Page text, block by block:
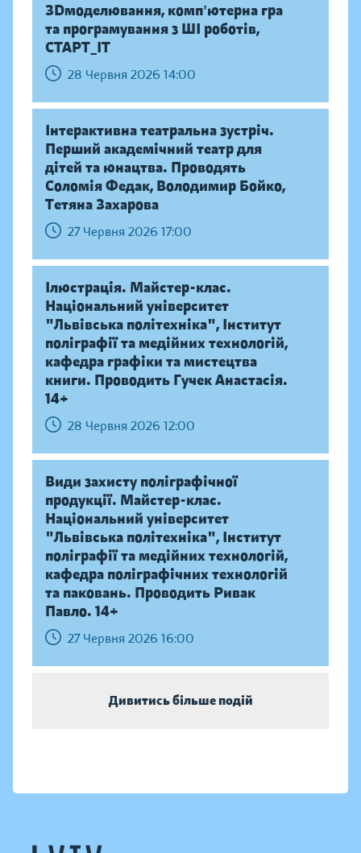
ЗDмоделювання, компʼютерна гра
та програмування з ШІ роботів,
СТАРТ_ІТ
28 Червня 2026 14:00
Інтерактивна театральна зустріч.
Перший академічний театр для
дітей та юнацтва. Проводять
Соломія Федак, Володимир Бойко,
Тетяна Захарова
27 Червня 2026 17:00
Ілюстрація. Майстер-клас.
Національний університет
"Львівська політехніка", Інститут
поліграфії та медійних технологій,
кафедра графіки та мистецтва
книги. Проводить Гучек Анастасія.
14+
28 Червня 2026 12:00
Види захисту поліграфічної
продукції. Майстер-клас.
Національний університет
"Львівська політехніка", Інститут
поліграфії та медійних технологій,
кафедра поліграфічних технологій
та паковань. Проводить Ривак
Павло. 14+
27 Червня 2026 16:00
Дивитись більше подій